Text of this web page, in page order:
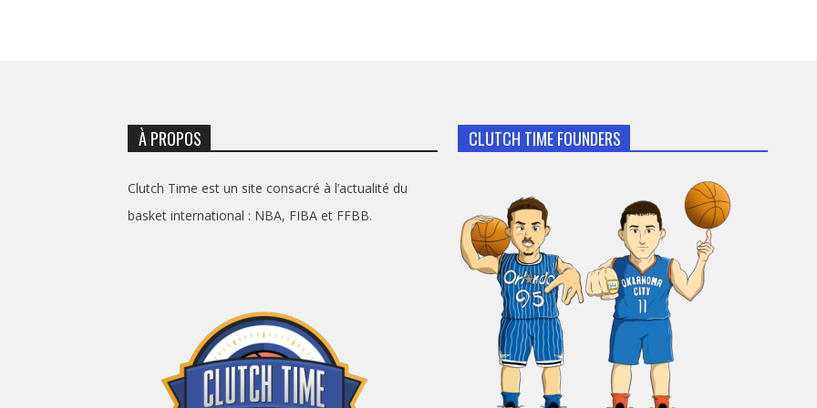
À PROPOS
Clutch Time est un site consacré à l’actualité du
basket international : NBA, FIBA et FFBB.
CLUTCH TIME FOUNDERS